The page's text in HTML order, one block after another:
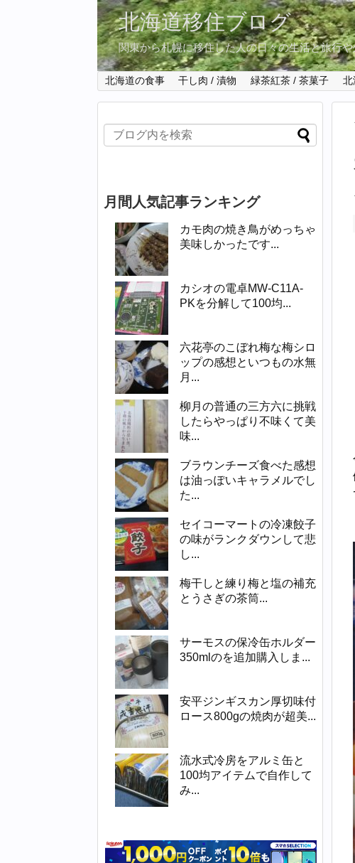
北海道移住ブログ
関東から札幌に移住した人の日々の生活と旅行
北海道の食事 干し肉 / 漬物 緑茶紅茶 / 茶菓子 北
月間人気記事ランキング
カモ肉の焼き鳥がめっちゃ
美味しかったです...
カシオの電卓MW-C11A-
PKを分解して100均...
六花亭のこぼれ梅な梅シロ
ップの感想といつもの水無
月...
柳月の普通の三方六に挑戦
したらやっぱり不味くて美
味...
ブラウンチーズ食べた感想
は油っぽいキャラメルでし
た...
セイコーマートの冷凍餃子
の味がランクダウンして悲
し...
梅干しと練り梅と塩の補充
とうさぎの茶筒...
サーモスの保冷缶ホルダー
350mlのを追加購入しま...
安平ジンギスカン厚切味付
ロース800gの焼肉が超美...
流水式冷房をアルミ缶と
100均アイテムで自作して
み...